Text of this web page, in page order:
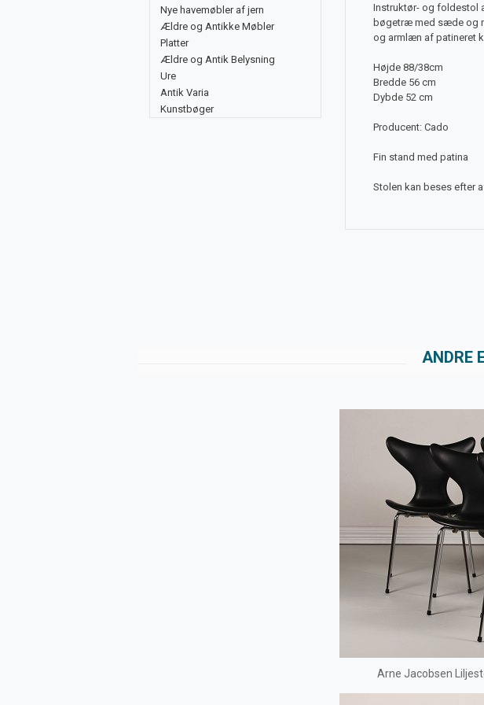
Nye havemøbler af jern
Ældre og Antikke Møbler
Platter
Ældre og Antik Belysning
Ure
Antik Varia
Kunstbøger
Instruktør- og foldestol
bøgetræ med sæde og
og armlæn af patineret
Højde 88/38cm
Bredde 56 cm
Dybde 52 cm
Producent: Cado
Fin stand med patina
Stolen kan beses efter
ANDRE
Arne Jacobsen